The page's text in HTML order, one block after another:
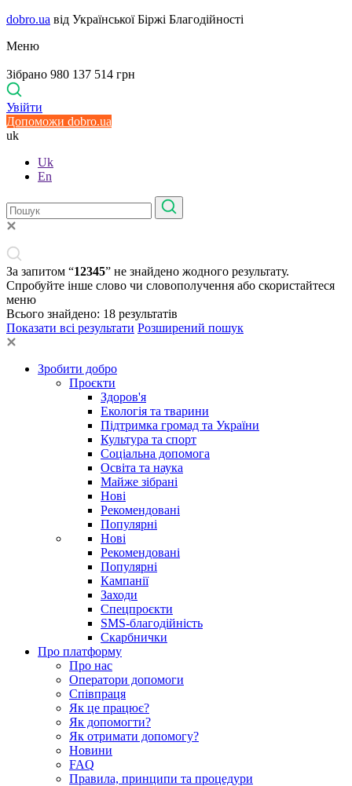
dobro.ua від Української Біржі Благодійності
Меню
Зібрано 980 137 514 грн
Увійти
Допоможи dobro.ua
uk
Uk
En
За запитом “12345” не знайдено жодного результату.
Спробуйте інше слово чи словополучення або скористайтеся
меню
Всього знайдено: 18 результатів
Показати всі результати Розширений пошук
Зробити добро
Проєкти
Здоров'я
Екологія та тварини
Підтримка громад та України
Культура та спорт
Соціальна допомога
Освіта та наука
Майже зібрані
Нові
Рекомендовані
Популярні
Нові
Рекомендовані
Популярні
Кампанії
Заходи
Спецпроєкти
SMS-благодійність
Скарбнички
Про платформу
Про нас
Оператори допомоги
Співпраця
Як це працює?
Як допомогти?
Як отримати допомогу?
Новини
FAQ
Правила, принципи та процедури